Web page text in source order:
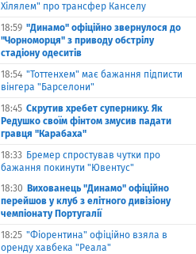
Хілялем" про трансфер Канселу
18:59 "Динамо" офіційно звернулося до
"Чорноморця" з приводу обстрілу
стадіону одеситів
18:54 "Тоттенхем" має бажання підписти
вінгера "Барселони"
18:45 Скрутив хребет супернику. Як
Редушко своїм фінтом змусив падати
гравця "Карабаха"
18:33 Бремер спростував чутки про
бажання покинути "Ювентус"
18:30 Вихованець "Динамо" офіційно
перейшов у клуб з елітного дивізіону
чемпіонату Португалії
18:25 "Фіорентина" офіційно взяла в
оренду хавбека "Реала"